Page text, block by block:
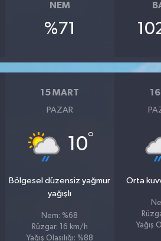
NEM
%71
15 MART
PAZAR
10°
Bölgesel düzensiz yağmur
yağışlı
Nem: %68
Rüzgar: 16 km/h
Yağış Olasılığı: %88
Orta
Yağış